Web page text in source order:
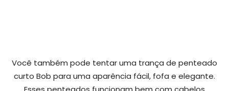
Você também pode tentar uma trança de penteado
curto Bob para uma aparência fácil, fofa e elegante.